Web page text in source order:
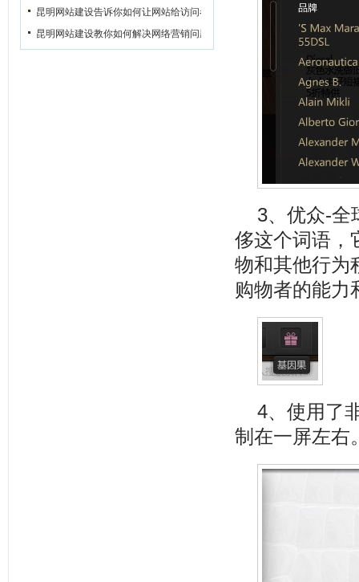
昆明网站建设告诉你如何让网站给访问者一个良好的第一印象
昆明网站建设教你如何解决网络营销问题
3、优众-全
侈这个词语，
物和其他行为
购物者的能力
4、使用了
制在一屏左右